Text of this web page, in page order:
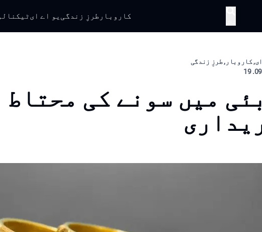
کاروبار طرزِ زندگی یو اے ای
کاروبار, طرزِ زندگی
میں سونے کی محتاط